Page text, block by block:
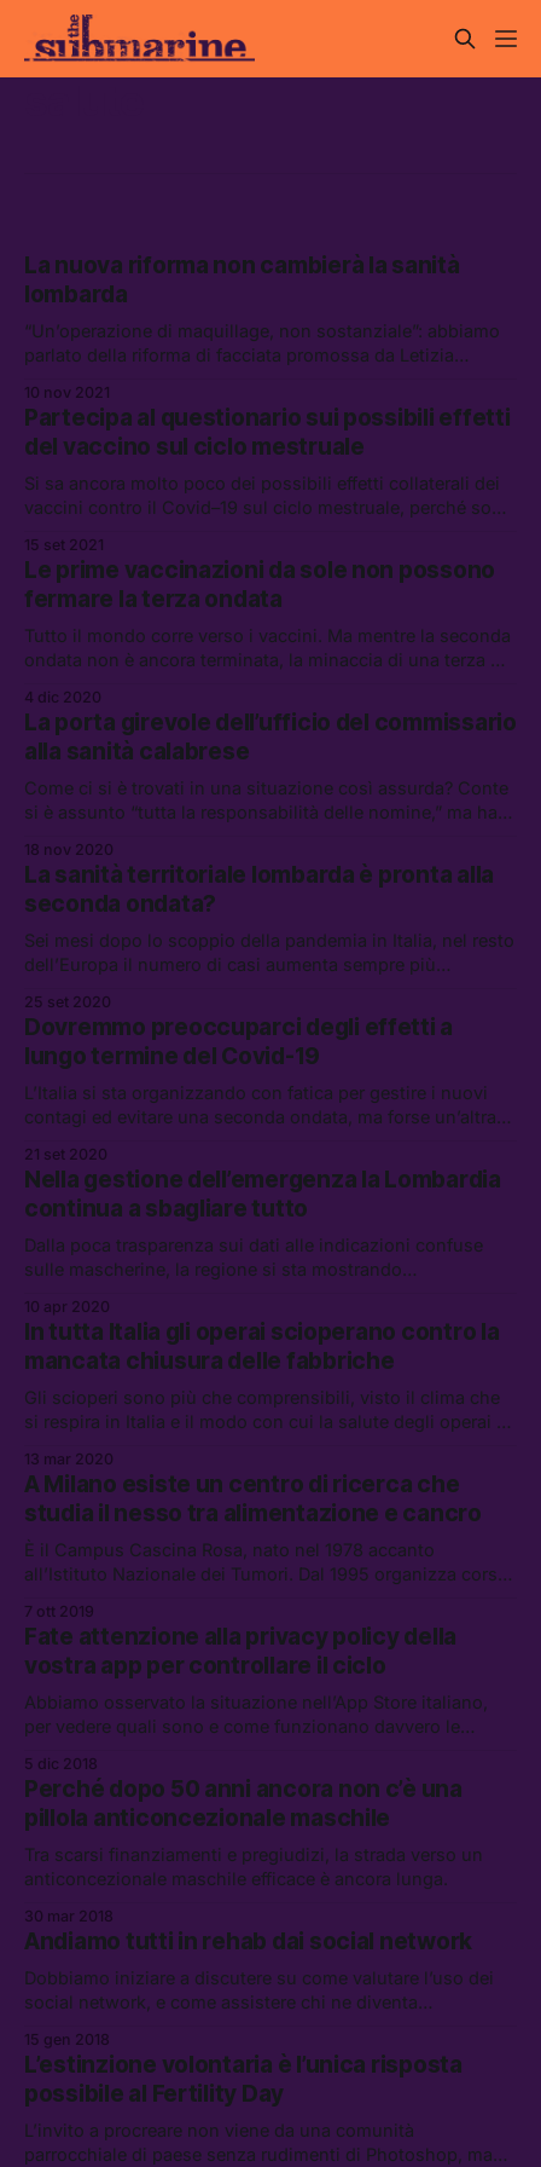
La nuova riforma non cambierà la sanità
lombarda
“Un’operazione di maquillage, non sostanziale”: abbiamo
parlato della riforma di facciata promossa da Letizia
10 nov 2021
Partecipa al questionario sui possibili effetti
del vaccino sul ciclo mestruale
Si sa ancora molto poco dei possibili effetti collaterali dei
vaccini contro il Covid–19 sul ciclo mestruale, perché sono
variabile
15 set 2021
Le prime vaccinazioni da sole non possono
fermare la terza ondata
Tutto il mondo corre verso i vaccini. Ma mentre la seconda
ondata non è ancora terminata, la minaccia di una terza —
molto difficili. E quanti italiani decideranno davvero di
vaccinarsi?
4 dic 2020
La porta girevole dell’ufficio del commissario
alla sanità calabrese
Come ci si è trovati in una situazione così assurda? Conte
si è assunto “tutta la responsabilità delle nomine,” ma ha
18 nov 2020
La sanità territoriale lombarda è pronta alla
seconda ondata?
Sei mesi dopo lo scoppio della pandemia in Italia, nel resto
dell’Europa il numero di casi aumenta sempre più
catastrofe della scorsa primavera?
25 set 2020
Dovremmo preoccuparci degli effetti a
lungo termine del Covid-19
L’Italia si sta organizzando con fatica per gestire i nuovi
contagi ed evitare una seconda ondata, ma forse un’altra
lungo termine
21 set 2020
Nella gestione dell’emergenza la Lombardia
continua a sbagliare tutto
Dalla poca trasparenza sui dati alle indicazioni confuse
sulle mascherine, la regione si sta mostrando
10 apr 2020
In tutta Italia gli operai scioperano contro la
mancata chiusura delle fabbriche
Gli scioperi sono più che comprensibili, visto il clima che
si respira in Italia e il modo con cui la salute degli operai è
13 mar 2020
A Milano esiste un centro di ricerca che
studia il nesso tra alimentazione e cancro
È il Campus Cascina Rosa, nato nel 1978 accanto
all’Istituto Nazionale dei Tumori. Dal 1995 organizza corsi
consapevolezza alimentare: siamo andati a vedere come
funziona.
7 ott 2019
Fate attenzione alla privacy policy della
vostra app per controllare il ciclo
Abbiamo osservato la situazione nell’App Store italiano,
per vedere quali sono e come funzionano davvero le
5 dic 2018
Perché dopo 50 anni ancora non c’è una
pillola anticoncezionale maschile
Tra scarsi finanziamenti e pregiudizi, la strada verso un
anticoncezionale maschile efficace è ancora lunga.
30 mar 2018
Andiamo tutti in rehab dai social network
Dobbiamo iniziare a discutere su come valutare l’uso dei
social network, e come assistere chi ne diventa
15 gen 2018
L’estinzione volontaria è l’unica risposta
possibile al Fertility Day
L’invito a procreare non viene da una comunità
parrocchiale di paese senza rudimenti di Photoshop, ma